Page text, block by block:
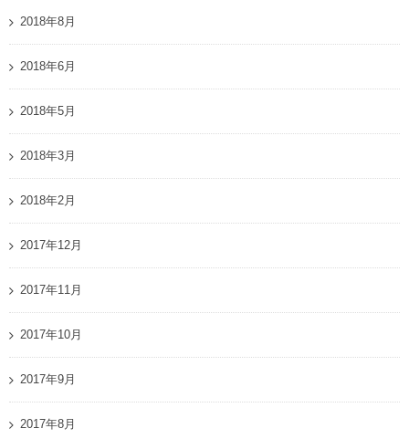
2018年8月
2018年6月
2018年5月
2018年3月
2018年2月
2017年12月
2017年11月
2017年10月
2017年9月
2017年8月